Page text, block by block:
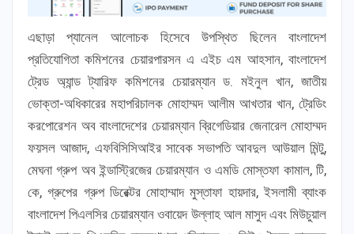
এছাড়া প্যানেল আলোচক হিসেবে উপস্থিত ছিলেন বাংলাদেশ
প্রতিযোগিতা কমিশনের চেয়ারপারসন এ এইচ এম আহসান, বাংলাদেশ
ট্রেড অ্যান্ড ট্যারিফ কমিশনের চেয়ারম্যান ড. মইনুল খান, জাতীয়
ভোক্তা-অধিকারের মহাপরিচালক মোহাম্মদ আলীম আখতার খান, ট্রেডিং
করপোরেশন অব বাংলাদেশের চেয়ারম্যান ব্রিগেডিয়ার জেনারেল মোহাম্মদ
ফয়সল আজাদ, এফবিসিসিআইর সাবেক সভাপতি আবদুল আউয়াল মিন্টু,
মেঘনা গ্রুপ অব ইন্ডাস্ট্রিজের চেয়ারম্যান ও এমডি মোস্তফা কামাল, টি,
কে, গ্রুপের গ্রুপ ডিরেক্টর মোহাম্মাদ মুস্তাফা হায়দার, ইসলামী ব্যাংক
বাংলাদেশ পিএলসির চেয়ারম্যান ওবায়েদ উল্লাহ আল মাসুদ এবং মিউচুয়াল